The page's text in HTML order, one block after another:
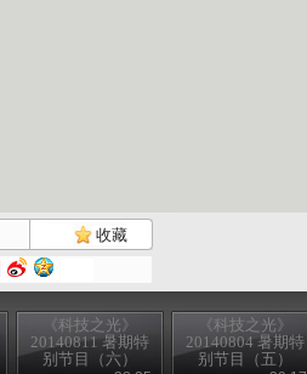
收藏
《科技之光》
20140811 暑期特
别节目（六）
《科技之光》
20140804 暑期特
别节目（五）